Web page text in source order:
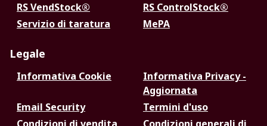
RS VendStock®
RS ControlStock®
Servizio di taratura
MePA
Legale
Informativa Cookie
Informativa Privacy -
Aggiornata
Email Security
Termini d'uso